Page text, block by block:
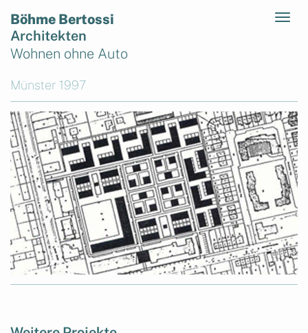
Böhme Bertossi
Architekten
Wohnen ohne Auto
Münster 1997